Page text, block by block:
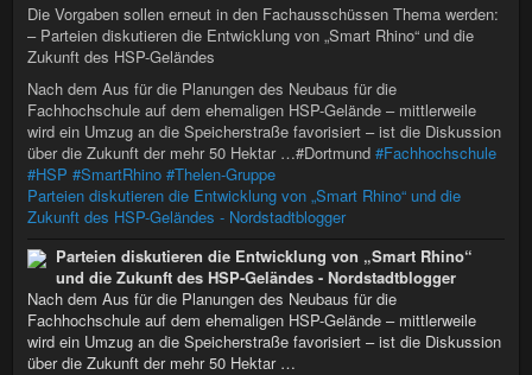
Die Vorgaben sollen erneut in den Fachausschüssen Thema werden:
– Parteien diskutieren die Entwicklung von „Smart Rhino“ und die
Zukunft des HSP-Geländes
Nach dem Aus für die Planungen des Neubaus für die
Fachhochschule auf dem ehemaligen HSP-Gelände – mittlerweile
wird ein Umzug an die Speicherstraße favorisiert – ist die Diskussion
über die Zukunft der mehr 50 Hektar …#Dortmund #Fachhochschule
#HSP #SmartRhino #Thelen-Gruppe
Parteien diskutieren die Entwicklung von „Smart Rhino“ und die
Zukunft des HSP-Geländes - Nordstadtblogger
Parteien diskutieren die Entwicklung von „Smart Rhino“
und die Zukunft des HSP-Geländes - Nordstadtblogger
Nach dem Aus für die Planungen des Neubaus für die
Fachhochschule auf dem ehemaligen HSP-Gelände – mittlerweile
wird ein Umzug an die Speicherstraße favorisiert – ist die Diskussion
über die Zukunft der mehr 50 Hektar …